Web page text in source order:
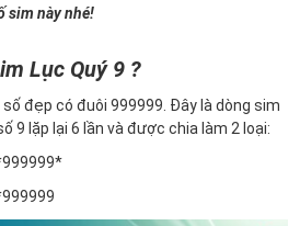
sim này nhé!
Lục Quý 9 ?
số đẹp có đuôi 999999. Đây là dòng sim
9 lặp lại 6 lần và được chia làm 2 loại: